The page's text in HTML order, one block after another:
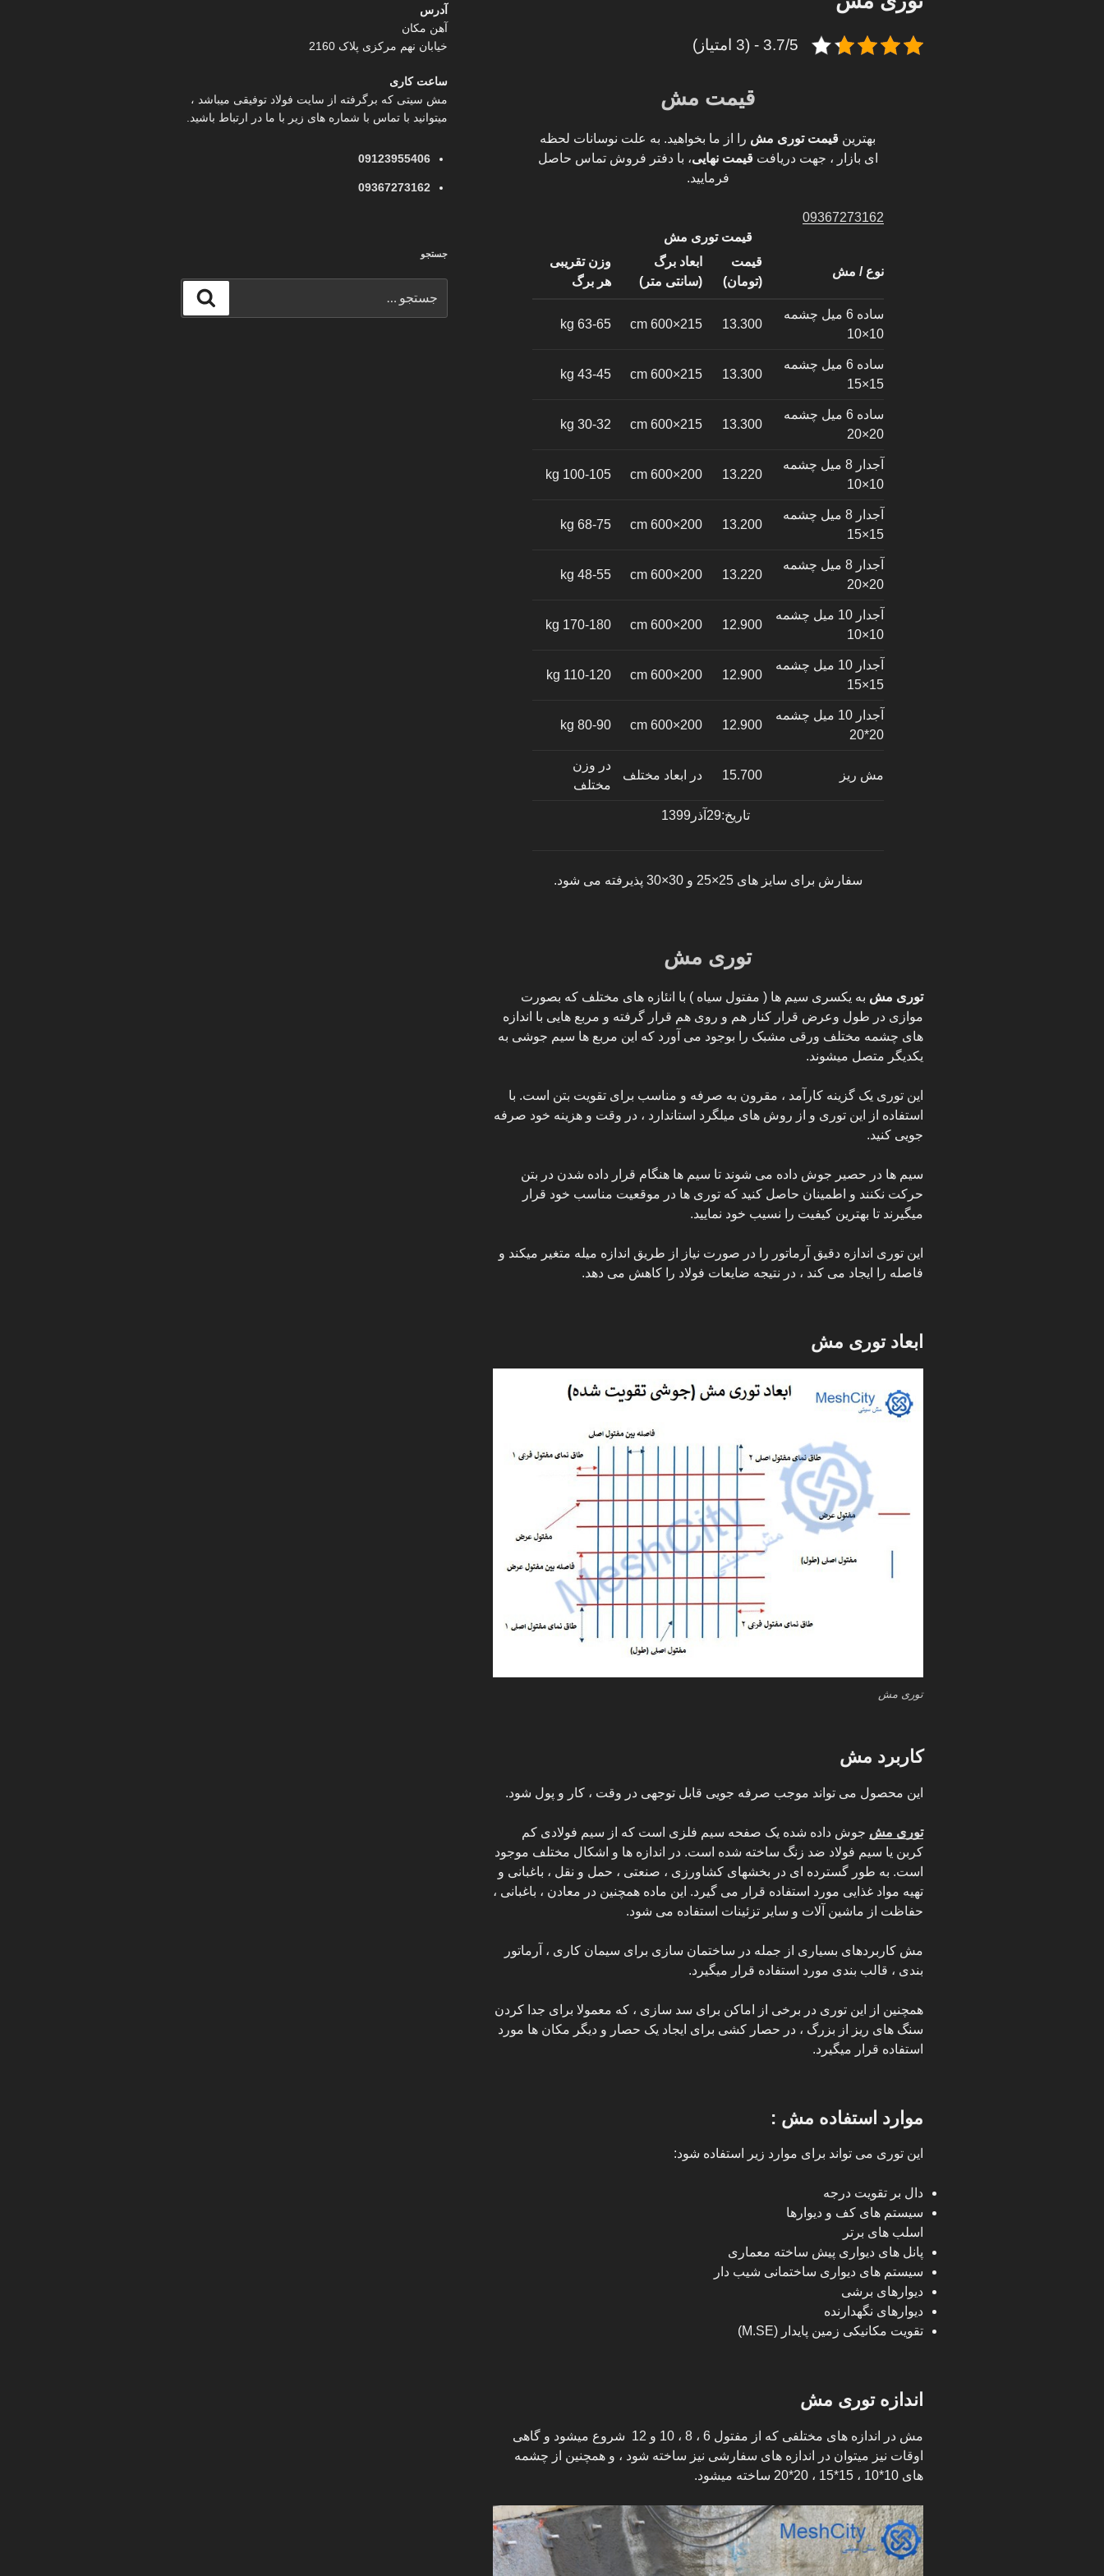
3.7/5 - (3 امتیاز)
قیمت مش
بهترین قیمت توری مش را از ما بخواهید. به علت نوسانات لحظه
ای بازار ، جهت دریافتقیمت نهایی، با دفتر فروش تماس حاصل
فرمایید.
09367273162
قیمت توری مش
نوع / مش
قیمت
(تومان)
ابعاد برگ
(سانتی متر)
وزن تقریبی
هر برگ
ساده 6 میل چشمه
10×10
13.300
215×600 cm
63-65 kg
ساده 6 میل چشمه
15×15
13.300
215×600 cm
43-45 kg
ساده 6 میل چشمه
20×20
13.300
215×600 cm
30-32 kg
آجدار 8 میل چشمه
10×10
13.220
200×600 cm
100-105 kg
آجدار 8 میل چشمه
15×15
13.200
200×600 cm
68-75 kg
آجدار 8 میل چشمه
20×20
13.220
200×600 cm
48-55 kg
آجدار 10 میل چشمه
10×10
12.900
200×600 cm
170-180 kg
آجدار 10 میل چشمه
15×15
12.900
200×600 cm
110-120 kg
آجدار 10 میل چشمه
20*20
12.900
200×600 cm
80-90 kg
مش ریز 15.700 در ابعاد مختلف
در وزن
مختلف
تاریخ:29آذر1399
سفارش برای سایز های 25×25 و 30×30 پذیرفته می شود.
توری مش
توری مش به یکسری سیم ها ( مفتول سیاه ) با انئازه های مختلف که بصورت
موازی در طول وعرض قرار کنار هم و روی هم قرار گرفته و مربع هایی با اندازه
های چشمه مختلف ورقی مشبک را بوجود می آورد که این مربع ها سیم جوشی به
یکدیگر متصل میشوند.
این توری یک گزینه کارآمد ، مقرون به صرفه و مناسب برای تقویت بتن است. با
استفاده از این توری و از روش های میلگرد استاندارد ، در وقت و هزینه خود صرفه
جویی کنید.
سیم ها در حصیر جوش داده می شوند تا سیم ها هنگام قرار داده شدن در بتن
حرکت نکنند و اطمینان حاصل کنید که توری ها در موقعیت مناسب خود قرار
میگیرند تا بهترین کیفیت را نسیب خود نمایید.
این توری اندازه دقیق آرماتور را در صورت نیاز از طریق اندازه میله متغیر میکند و
فاصله را ایجاد می کند ، در نتیجه ضایعات فولاد را کاهش می دهد.
ابعاد توری مش
توری مش
کاربرد مش
این محصول می تواند موجب صرفه جویی قابل توجهی در وقت ، کار و پول شود.
توری مش جوش داده شده یک صفحه سیم فلزی است که از سیم فولادی کم
کربن یا سیم فولاد ضد زنگ ساخته شده است. در اندازه ها و اشکال مختلف موجود
است. به طور گسترده ای در بخشهای کشاورزی ، صنعتی ، حمل و نقل ، باغبانی و
تهیه مواد غذایی مورد استفاده قرار می گیرد. این ماده همچنین در معادن ، باغبانی ،
حفاظت از ماشین آلات و سایر تزئینات استفاده می شود.
مش کاربردهای بسیاری از جمله در ساختمان سازی برای سیمان کاری ، آرماتور
بندی ، قالب بندی مورد استفاده قرار میگیرد.
همچنین از این توری در برخی از اماکن برای سد سازی ، که معمولا برای جدا کردن
سنگ های ریز از بزرگ ، در حصار کشی برای ایجاد یک حصار و دیگر مکان ها مورد
استفاده قرار میگیرد.
موارد استفاده مش :
این توری می تواند برای موارد زیر استفاده شود:
دال بر تقویت درجه
سیستم های کف و دیوارها
اسلب های برتر
پانل های دیواری پیش ساخته معماری
سیستم های دیواری ساختمانی شیب دار
دیوارهای برشی
دیوارهای نگهدارنده
تقویت مکانیکی زمین پایدار (M.SE)
اندازه توری مش
مش در اندازه های مختلفی که از مفتول 6 ، 8 ، 10 و 12 شروع میشود و گاهی
اوقات نیز میتوان در اندازه های سفارشی نیز ساخته شود ، و همچنین از چشمه
های 10*10 ، 15*15 ، 20*20 ساخته میشود.
آدرس
آهن مکان
خیابان نهم مرکزی پلاک 2160
ساعت کاری
مش سیتی که برگرفته از سایت فولاد توفیقی میباشد ،
میتوانید با تماس با شماره های زیر با ما در ارتباط باشید.
09123955406
09367273162
جستجو
برای
جستجو